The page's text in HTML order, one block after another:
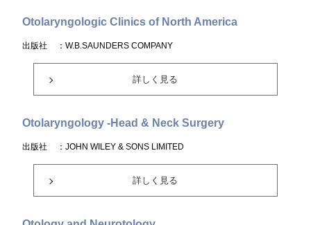
Otolaryngologic Clinics of North America
出版社 ：W.B.SAUNDERS COMPANY
詳しく見る
Otolaryngology -Head & Neck Surgery
出版社 ：JOHN WILEY & SONS LIMITED
詳しく見る